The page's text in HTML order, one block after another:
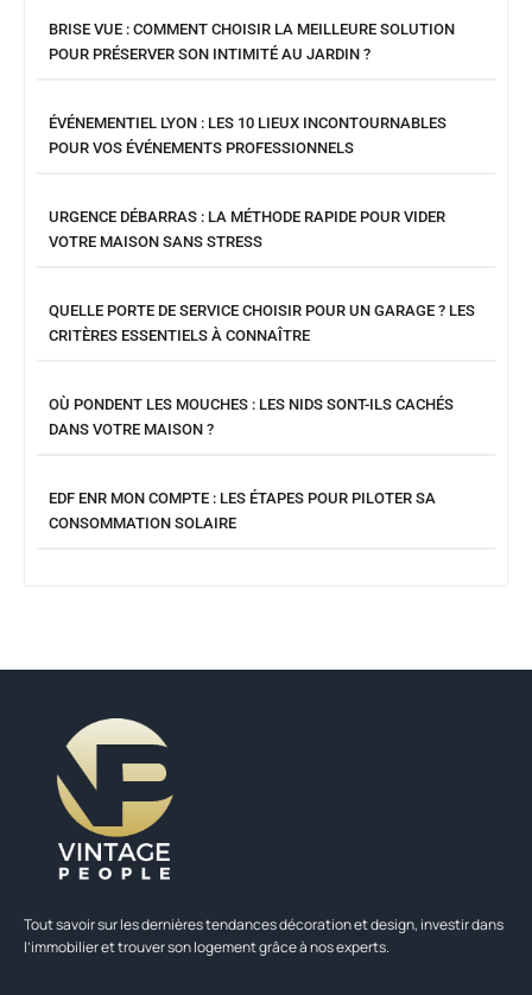
BRISE VUE : COMMENT CHOISIR LA MEILLEURE SOLUTION
POUR PRÉSERVER SON INTIMITÉ AU JARDIN ?
ÉVÉNEMENTIEL LYON : LES 10 LIEUX INCONTOURNABLES
POUR VOS ÉVÉNEMENTS PROFESSIONNELS
URGENCE DÉBARRAS : LA MÉTHODE RAPIDE POUR VIDER
VOTRE MAISON SANS STRESS
QUELLE PORTE DE SERVICE CHOISIR POUR UN GARAGE ? LES
CRITÈRES ESSENTIELS À CONNAÎTRE
OÙ PONDENT LES MOUCHES : LES NIDS SONT-ILS CACHÉS
DANS VOTRE MAISON ?
EDF ENR MON COMPTE : LES ÉTAPES POUR PILOTER SA
CONSOMMATION SOLAIRE
Tout savoir sur les dernières tendances décoration et design, investir dans
l’immobilier et trouver son logement grâce à nos experts.